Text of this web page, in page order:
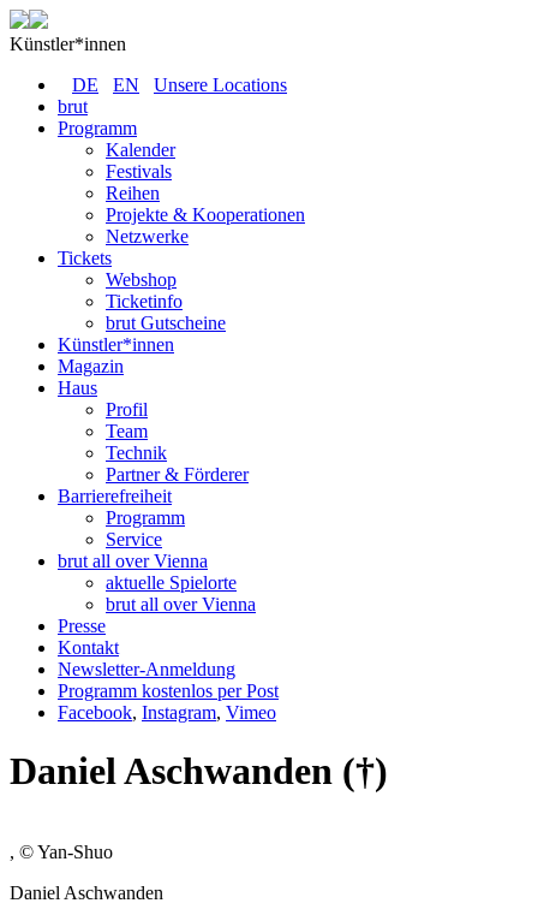
Künstler*innen
DE
EN
Unsere Locations
brut
Programm
Kalender
Festivals
Reihen
Projekte & Kooperationen
Netzwerke
Tickets
Webshop
Ticketinfo
brut Gutscheine
Künstler*innen
Magazin
Haus
Profil
Team
Technik
Partner & Förderer
Barrierefreiheit
Programm
Service
brut all over Vienna
aktuelle Spielorte
brut all over Vienna
Presse
Kontakt
Newsletter-Anmeldung
Programm kostenlos per Post
Facebook, Instagram, Vimeo
Daniel Aschwanden (†)
, © Yan-Shuo
Daniel Aschwanden